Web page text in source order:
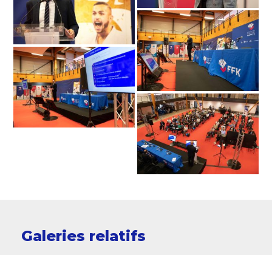
Galeries relatifs